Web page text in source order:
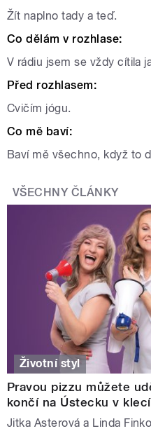
Žít naplno tady a teď.
Co dělám v rozhlase:
V rádiu jsem se vždy cítila
Před rozhlasem:
Cvičím jógu.
Co mě baví:
Baví mě všechno, když to
VŠECHNY ČLÁNKY
Životní styl
Pravou pizzu můžete
končí na Ústecku v
Jitka Asterová a Linda